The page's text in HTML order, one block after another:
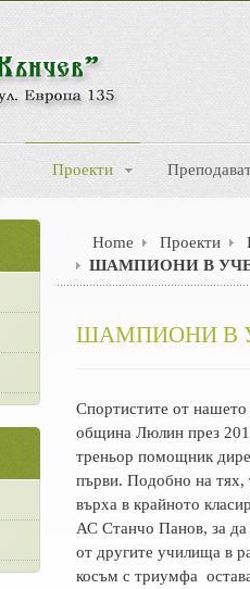
Проекти
Home Проекти
ШАМПИОНИ В
ШАМПИОНИ В
Спортистите от
община Люлин през
треньор помощник
първи. Подобно на тях,
върха в крайното
АС Станчо Панов, за да
от другите училища в
косъм с триумфа